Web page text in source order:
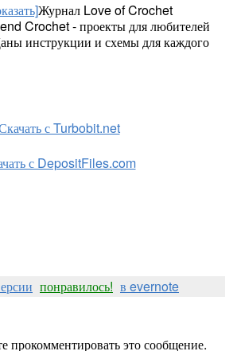
Журнал Love of Crochet
Crochet - проекты для любителей
инструкции и схемы для каждого
с Turbobit.net
с DepositFiles.com
понравилось! в evernote
прокомментировать это сообщение.